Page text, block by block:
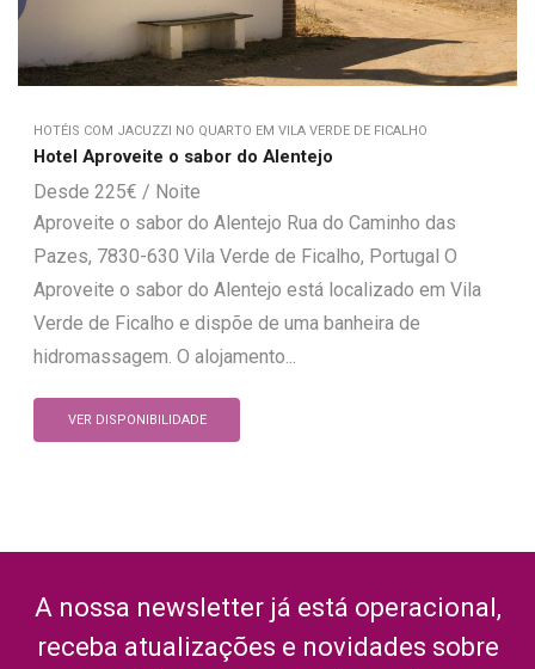
HOTÉIS COM JACUZZI NO QUARTO EM VILA VERDE DE FICALHO
Hotel Aproveite o sabor do Alentejo
225€
Aproveite o sabor do Alentejo Rua do Caminho das
Pazes, 7830-630 Vila Verde de Ficalho, Portugal O
Aproveite o sabor do Alentejo está localizado em Vila
Verde de Ficalho e dispõe de uma banheira de
hidromassagem. O alojamento...
VER DISPONIBILIDADE
A nossa newsletter já está operacional,
receba atualizações e novidades sobre